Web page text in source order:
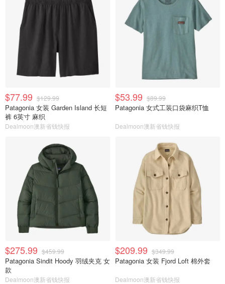
$77.99 $129.99
Patagonia 女装 Garden Island 长短
裤 6英寸 麻织
Dealmoon澳新省钱快报
$53.99 $89.99
Patagonia 女式工装口袋麻织T恤
Dealmoon澳新省钱快报
$275.99 $459.99
Patagonia Sindit Hoody 羽绒夹克 女
款
Dealmoon澳新省钱快报
$209.99 $349.99
Patagonia 女装 Fjord Loft 棉外套
Dealmoon澳新省钱快报